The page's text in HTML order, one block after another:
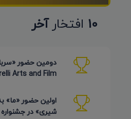
10 افتخارآخر
دومین حضور
Arts and Film
اولین حضور «ما»